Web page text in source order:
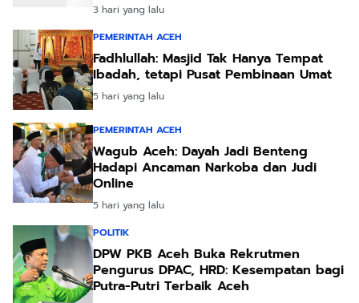
Wagub Aceh: Dayah Jadi Benteng
Online
5 hari yang lalu
POLITIK
Pengurus DPAC, HRD: Kesempatan bagi
Putra-Putri Terbaik Aceh
6 hari yang lalu
Bisnis Emas BSI Melonjak, Transaksi
Bullion Tembus 8,06 Ton hingga Juni
2026
1 minggu yang lalu